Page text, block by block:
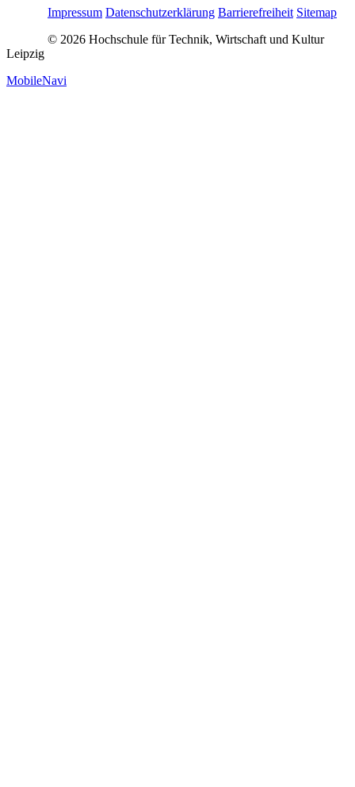
Impressum Datenschutzerklärung Barrierefreiheit Sitemap
© 2026 Hochschule für Technik, Wirtschaft und Kultur
Leipzig
MobileNavi